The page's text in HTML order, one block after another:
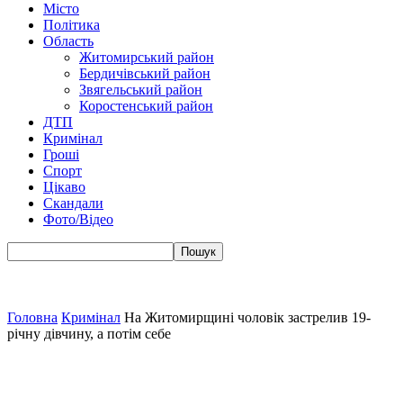
Місто
Політика
Область
Житомирський район
Бердичівський район
Звягельський район
Коростенський район
ДТП
Кримінал
Гроші
Спорт
Цікаво
Скандали
Фото/Відео
Головна Кримінал На Житомирщині чоловік застрелив 19-
річну дівчину, а потім себе